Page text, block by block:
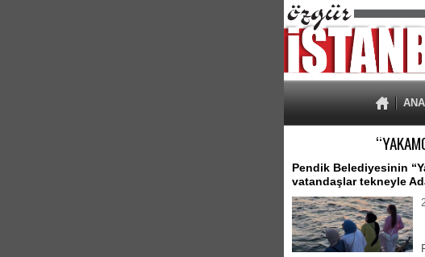
Pendik Belediyesinin
vatandaşlar tekneyle